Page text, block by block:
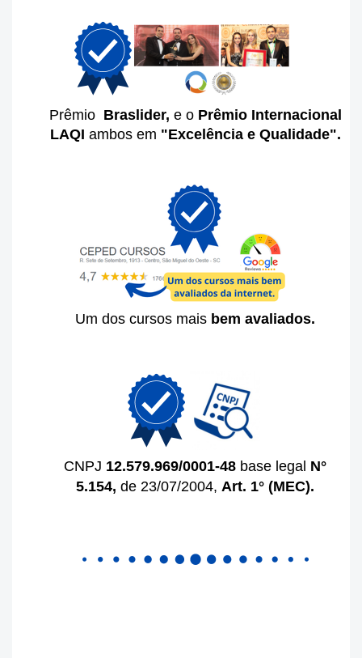
Prêmio Braslider, e oPrêmio Internacional
LAQI ambos em "Excelência e Qualidade".
Um dos cursos mais bem avaliados.
CNPJ 12.579.969/0001-48 base legal N°
5.154, de 23/07/2004, Art. 1° (MEC).